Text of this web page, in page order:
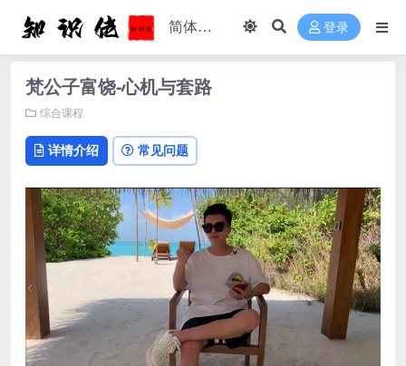
登录
梵公子富饶-心机与套路
综合课程
详情介绍 常见问题